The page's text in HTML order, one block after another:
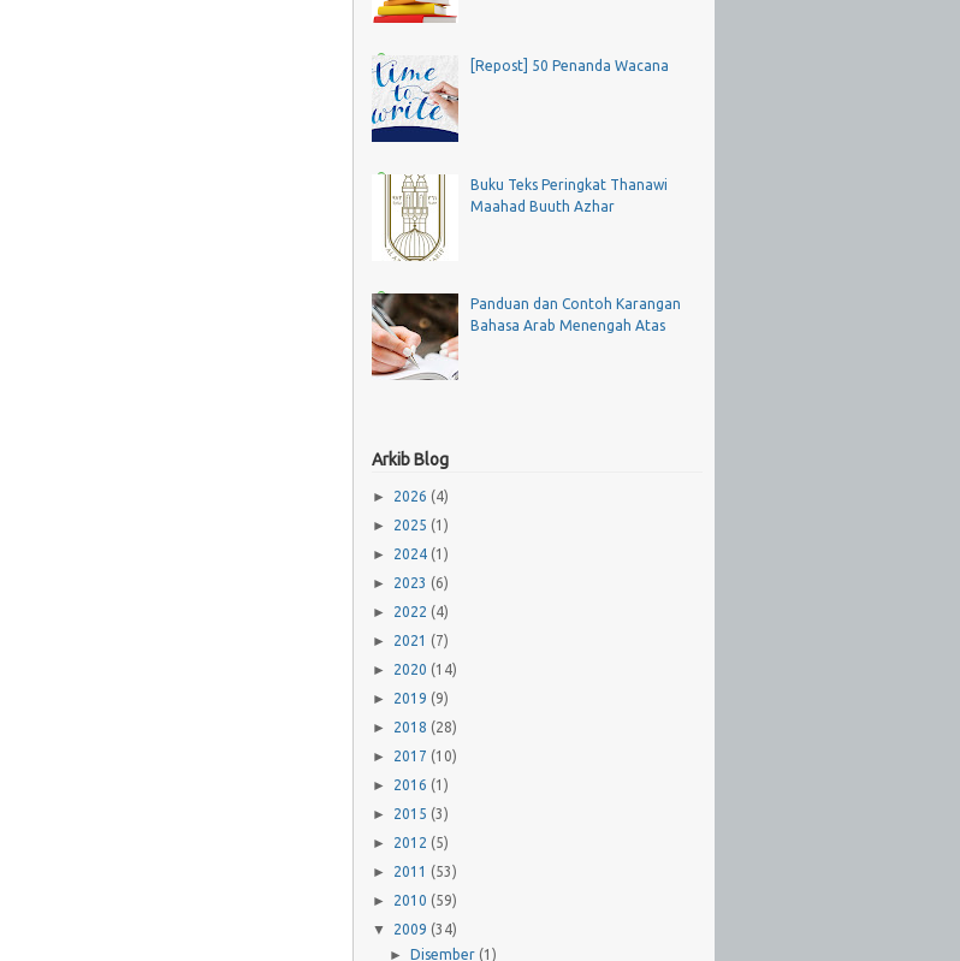
[Repost] 50 Penanda Wacana
Buku Teks Peringkat Thanawi
Maahad Buuth Azhar
Panduan dan Contoh Karangan
Bahasa Arab Menengah Atas
Arkib Blog
► 2026 (4)
► 2025 (1)
► 2024 (1)
► 2023 (6)
► 2022 (4)
► 2021 (7)
► 2020 (14)
► 2019 (9)
► 2018 (28)
► 2017 (10)
► 2016 (1)
► 2015 (3)
► 2012 (5)
► 2011 (53)
► 2010 (59)
▼ 2009 (34)
►Disember (1)